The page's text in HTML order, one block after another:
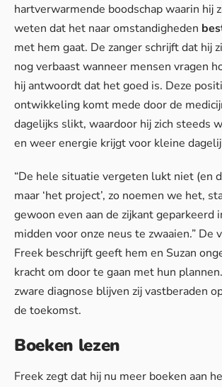
hartverwarmende boodschap waarin hij
weten dat het naar omstandigheden
met hem gaat. De zanger schrijft dat hij
nog verbaast wanneer mensen vragen
hij antwoordt dat het goed is. Deze
ontwikkeling komt mede door de
dagelijks slikt, waardoor hij zich steeds
en weerenergie krijgtvoor kleine
“De hele situatie vergeten lukt niet (en
maar ‘het project’, zo noemen we het,
gewoon even aan de zijkant geparkeerd
midden voor onze neus te zwaaien.” De
Freek beschrijft geeft hem en Suzan
kracht om door te gaan met hun
zware diagnose blijven zijvastberaden
de toekomst.
Boeken lezen
Freek zegt dat hij nu meer boeken aan